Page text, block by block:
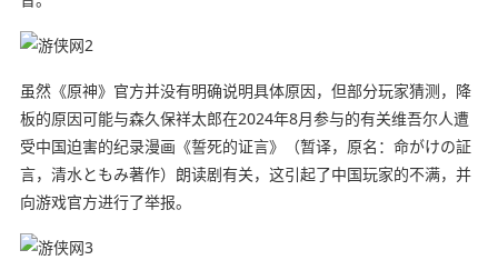
虽然《原神》官方并没有明确说明具体原因，但部分玩家猜测，降
板的原因可能与森久保祥太郎在2024年8月参与的有关维吾尔人遭
受中国迫害的纪录漫画《誓死的证言》（暂译，原名：命がけの証
言，清水ともみ著作）朗读剧有关，这引起了中国玩家的不满，并
向游戏官方进行了举报。